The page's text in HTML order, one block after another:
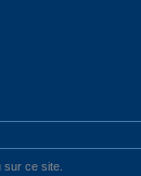
sur ce site.